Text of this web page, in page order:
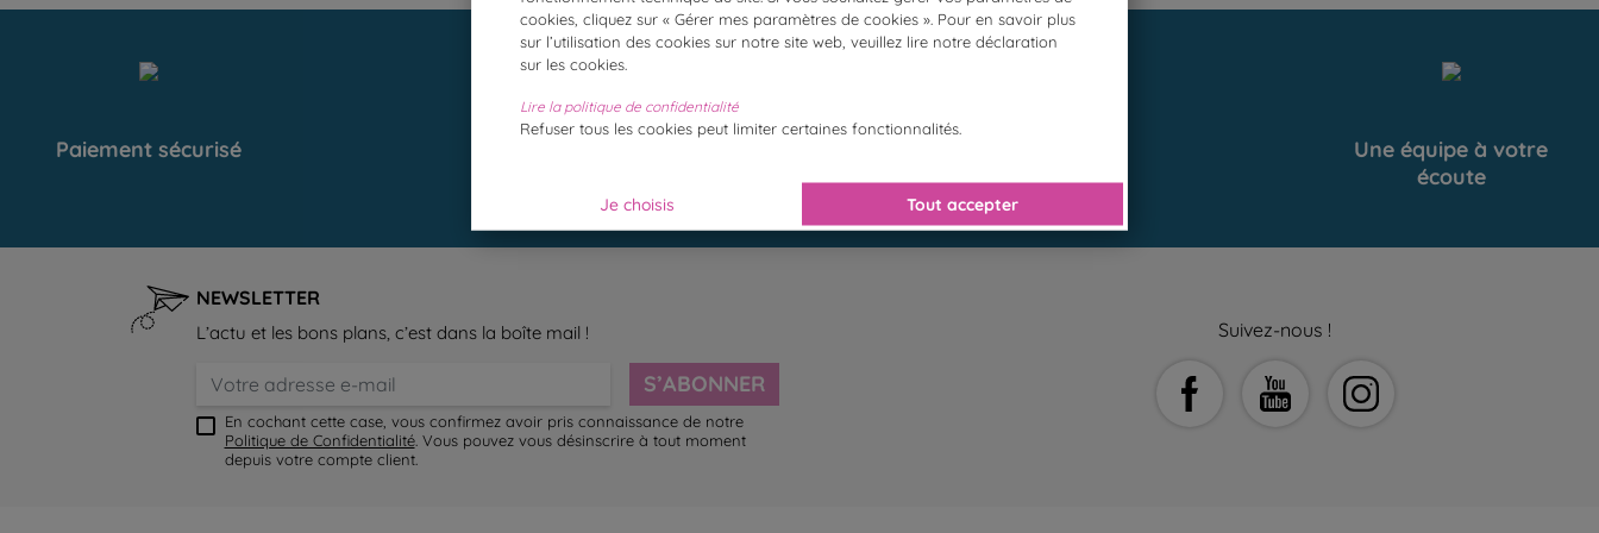
Paiement sécurisé
Une équipe à votre
écoute
NEWSLETTER
L’actu et les bons plans, c’est dans la boîte mail !
S’ABONNER
En cochant cette case, vous confirmez avoir pris connaissance de notre
Politique de Confidentialité. Vous pouvez vous désinscrire à tout moment
depuis votre compte client.
Suivez-nous !
cookies, cliquez sur « Gérer mes paramètres de cookies ». Pour en savoir plus
sur l’utilisation des cookies sur notre site web, veuillez lire notre déclaration
sur les cookies.
Lire la politique de confidentialité
Refuser tous les cookies peut limiter certaines fonctionnalités.
Je choisis Tout accepter